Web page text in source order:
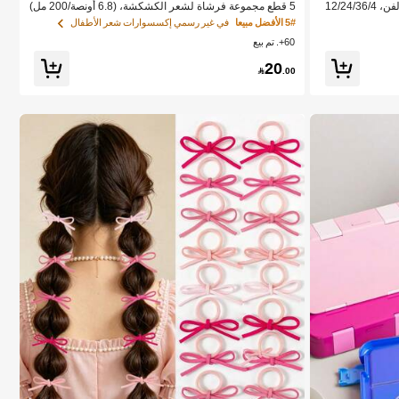
مجموعة أقلام ماركر الرأس لرسم الأنمي والفن، 12/24/36/4
مائية، هدية العط
العودة إلى
5 قطع مجموعة فرشاة لشعر الكشكشة، (6.8 أونصة/200 مل)
زجاجة رذاذ رقيقة مستمرة، فرشاة فك التشابك ذات الرسوم ال
كرتونية للوحوش، مناسبة لشعر الفتيات، فرشاة تنعيم الشعر،
مناسبة لتصفيف الشعر وتسريحه
5# الأفضل مبيعا
في غير رسمي إكسسوارات شعر الأطفال
60+. تم بيع
20 .00